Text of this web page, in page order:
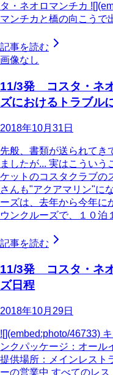
タ・ネオロマンチカ
マンチカと橋の向こう
記事を読む
画像なし
11/3発 コスタ・ネ
ズにおけるトラブル
2018年10月31日
先般、書類が送られてき
ましたが... 実はこうい
ケットのコスタクラブの
さんも"アクアマリン"に
ーズは、去年から今年に
ウンクルーズで、１０泊
記事を読む
11/3発 コスタ・ネ
ズ日程
2018年10月29日
![](embed:photo/46733)
ンクパッケージ：オール
提供場所：メインレスト
ーの営業中 すべてのレ